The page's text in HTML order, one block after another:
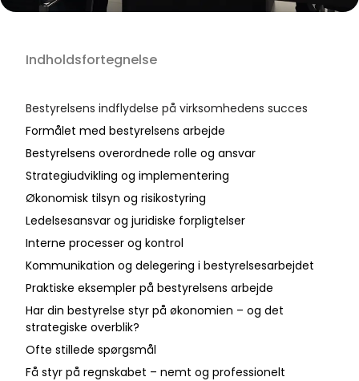
Indholdsfortegnelse
Bestyrelsens indflydelse på virksomhedens succes
Formålet med bestyrelsens arbejde
Bestyrelsens overordnede rolle og ansvar
Strategiudvikling og implementering
Økonomisk tilsyn og risikostyring
Ledelsesansvar og juridiske forpligtelser
Interne processer og kontrol
Kommunikation og delegering i bestyrelsesarbejdet
Praktiske eksempler på bestyrelsens arbejde
Har din bestyrelse styr på økonomien – og det
strategiske overblik?
Ofte stillede spørgsmål
Få styr på regnskabet – nemt og professionelt